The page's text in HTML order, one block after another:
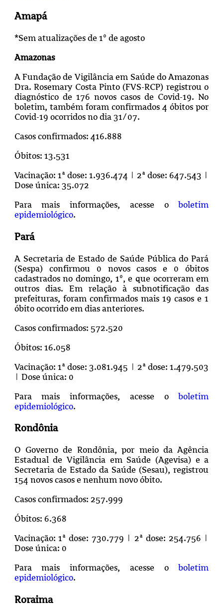
Amapá
*Sem atualizações de 1º de agosto
Amazonas
A Fundação de Vigilância em Saúde do Amazonas
Dra. Rosemary Costa Pinto (FVS-RCP) registrou o
diagnóstico de 176 novos casos de Covid-19. No
boletim, também foram confirmados 4 óbitos por
Covid-19 ocorridos no dia 31/07.
Casos confirmados: 416.888
Óbitos: 13.531
Vacinação: 1ª dose: 1.936.474 | 2ª dose: 647.543 |
Dose única: 35.072
Para mais informações, acesse oboletim
epidemiológico.
Pará
A Secretaria de Estado de Saúde Pública do Pará
(Sespa) confirmou 0 novos casos e 0 óbitos
cadastrados no domingo, 1º, e que ocorreram em
outros dias. Em relação à subnotificação das
prefeituras, foram confirmados mais 19 casos e 1
óbito ocorrido em dias anteriores.
Casos confirmados: 572.520
Óbitos: 16.058
Vacinação: 1ª dose: 3.081.945 | 2ª dose: 1.479.503
| Dose única: 0
Para mais informações, acesse oboletim
epidemiológico.
Rondônia
O Governo de Rondônia, por meio da Agência
Estadual de Vigilância em Saúde (Agevisa) e a
Secretaria de Estado da Saúde (Sesau), registrou
154 novos casos e nenhum novo óbito.
Casos confirmados: 257.999
Óbitos: 6.368
Vacinação: 1ª dose: 730.779 | 2ª dose: 254.756 |
Dose única: 0
Para mais informações, acesse oboletim
epidemiológico.
Roraima